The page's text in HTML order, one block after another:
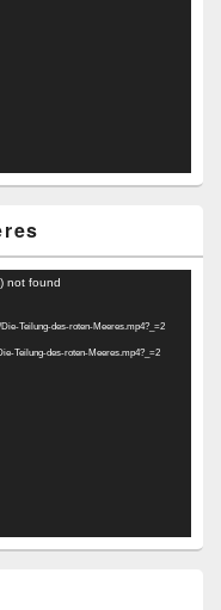
not found
Teilung-des-roten-Meeres.mp4?_=2
Teilung-des-roten-Meeres.mp4?_=2